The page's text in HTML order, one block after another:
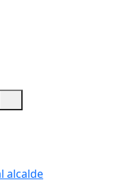
alcalde